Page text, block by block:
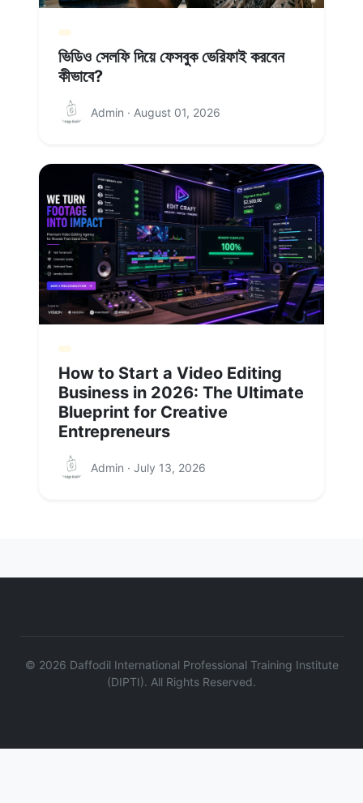
ভিডিও সেলফি দিয়ে ফেসবুক ভেরিফাই করবেন
কীভাবে?
Admin · August 01, 2026
How to Start a Video Editing
Business in 2026: The Ultimate
Blueprint for Creative
Entrepreneurs
Admin · July 13, 2026
© 2026 Daffodil International Professional Training Institute
(DIPTI). All Rights Reserved.